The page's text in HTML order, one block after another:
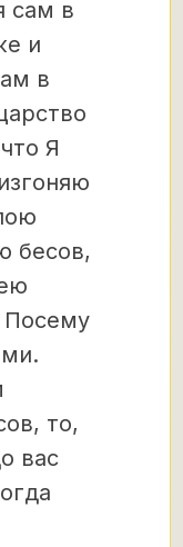
сам в
и
в
Я
бесов,
Посему
то,
вас